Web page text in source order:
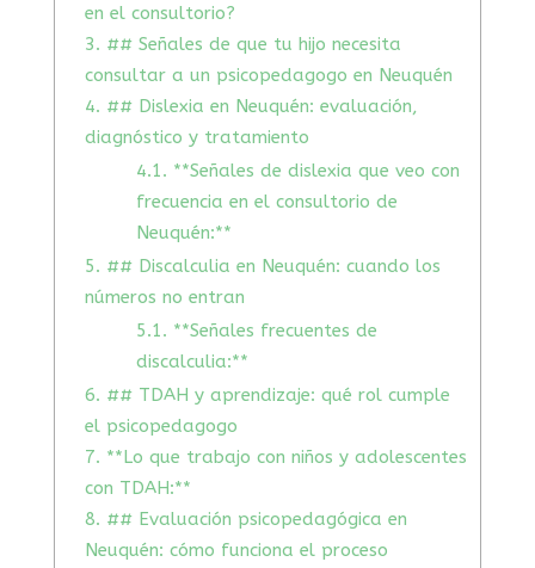
en el consultorio?
3. ## Señales de que tu hijo necesita
consultar a un psicopedagogo en Neuquén
4. ## Dislexia en Neuquén: evaluación,
diagnóstico y tratamiento
4.1. **Señales de dislexia que veo con
frecuencia en el consultorio de
Neuquén:**
5. ## Discalculia en Neuquén: cuando los
números no entran
5.1. **Señales frecuentes de
discalculia:**
6. ## TDAH y aprendizaje: qué rol cumple
el psicopedagogo
7. **Lo que trabajo con niños y adolescentes
con TDAH:**
8. ## Evaluación psicopedagógica en
Neuquén: cómo funciona el proceso